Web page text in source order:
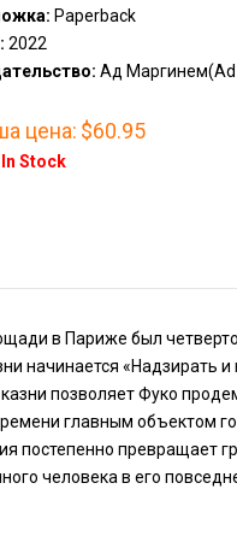
Paperback
2022
Ад Маргинем(Ad
цена: $60.95
In Stock
в Париже был
начинается «Надзирать
позволяет Фуко
главным объектом
постепенно превращает
человека в его